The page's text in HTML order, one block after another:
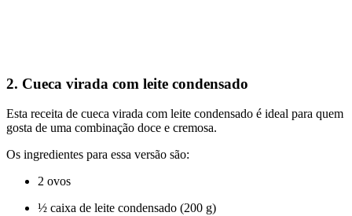
2. Cueca virada com leite condensado
Esta receita de cueca virada com leite condensado é ideal para quem
gosta de uma combinação doce e cremosa.
Os ingredientes para essa versão são:
2 ovos
½ caixa de leite condensado (200 g)